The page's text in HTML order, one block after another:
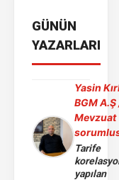
GÜNÜN
YAZARLARI
Yasin
BGM A.Ş
Mevzuat
Tarife
yapılan